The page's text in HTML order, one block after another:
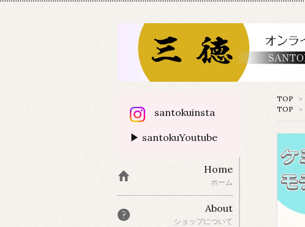
TOP >
TOP
>
santokuinsta
▶ santokuYoutube
Home
ホーム
About
ショップについて